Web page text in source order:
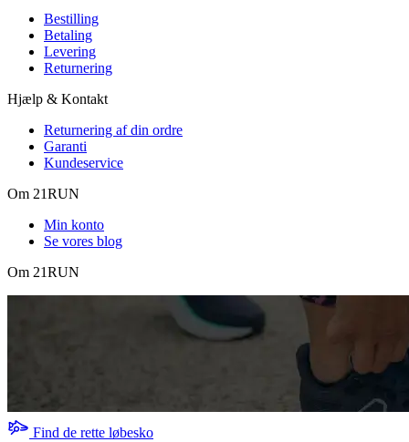
Bestilling
Betaling
Levering
Returnering
Hjælp & Kontakt
Returnering af din ordre
Garanti
Kundeservice
Om 21RUN
Min konto
Se vores blog
Om 21RUN
Find de rette løbesko